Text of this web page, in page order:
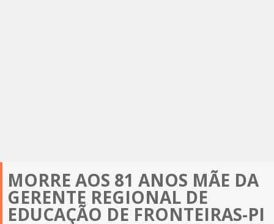
MORRE AOS 81 ANOS MÃE DA
GERENTE REGIONAL DE
EDUCAÇÃO DE FRONTEIRAS-PI